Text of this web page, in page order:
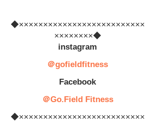
◆××××××××××××××××××××××××××
××××××××◆
instagram
＠gofieldfitness
Facebook
＠Go.Field Fitness
◆××××××××××××××××××××××××××